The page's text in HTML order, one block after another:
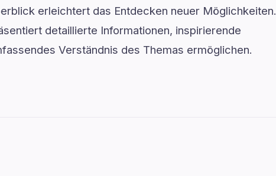
erleichtert das Entdecken neuer Möglichkeiten.
detaillierte Informationen, inspirierende
Verständnis des Themas ermöglichen.